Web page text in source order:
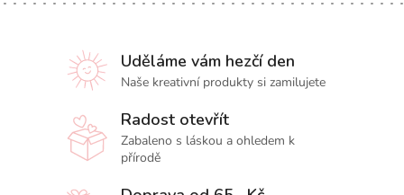
Uděláme vám hezčí den
Naše kreativní produkty si zamilujete
Radost otevřít
Zabaleno s láskou a ohledem k
přírodě